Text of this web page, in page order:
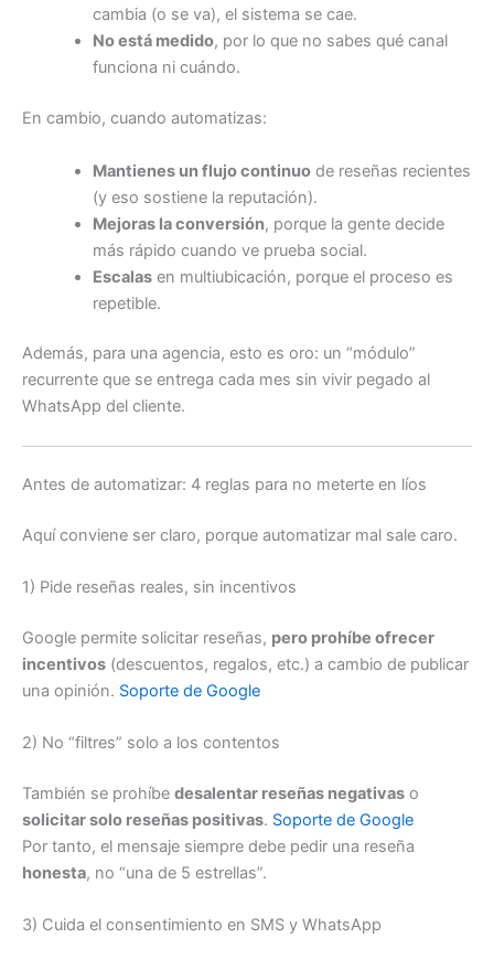
cambia (o se va), el sistema se cae.
No está medido, por lo que no sabes qué canal
funciona ni cuándo.
En cambio, cuando automatizas:
Mantienes un flujo continuode reseñas recientes
(y eso sostiene la reputación).
Mejoras la conversión, porque la gente decide
más rápido cuando ve prueba social.
Escalasen multiubicación, porque el proceso es
repetible.
Además, para una agencia, esto es oro: un “módulo”
recurrente que se entrega cada mes sin vivir pegado al
WhatsApp del cliente.
Antes de automatizar: 4 reglas para no meterte en líos
Aquí conviene ser claro, porque automatizar mal sale caro.
1) Pide reseñas reales, sin incentivos
Google permite solicitar reseñas, pero prohíbe ofrecer
incentivos (descuentos, regalos, etc.) a cambio de publicar
una opinión. Soporte de Google
2) No “filtres” solo a los contentos
También se prohíbe desalentar reseñas negativas o
solicitar solo reseñas positivas. Soporte de Google
Por tanto, el mensaje siempre debe pedir una reseña
honesta, no “una de 5 estrellas”.
3) Cuida el consentimiento en SMS y WhatsApp